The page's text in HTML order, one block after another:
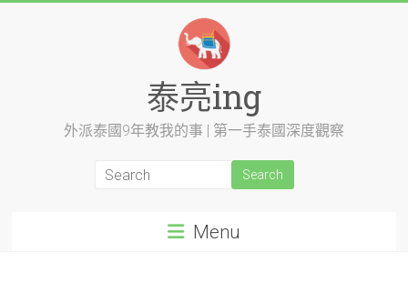
泰亮ing
外派泰國9年教我的事 | 第一手泰國深度觀察
Menu